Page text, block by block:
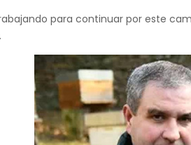
para continuar por este